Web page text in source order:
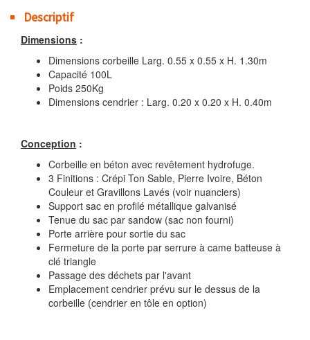
Descriptif
Dimensions :
Dimensions corbeille Larg. 0.55 x 0.55 x H. 1.30m
Capacité 100L
Poids 250Kg
Dimensions cendrier : Larg. 0.20 x 0.20 x H. 0.40m
Conception :
Corbeille en béton avec revêtement hydrofuge.
3 Finitions : Crépi Ton Sable, Pierre Ivoire, Béton
Couleur et Gravillons Lavés (voir nuanciers)
Support sac en profilé métallique galvanisé
Tenue du sac par sandow (sac non fourni)
Porte arrière pour sortie du sac
Fermeture de la porte par serrure à came batteuse à
clé triangle
Passage des déchets par l'avant
Emplacement cendrier prévu sur le dessus de la
corbeille (cendrier en tôle en option)